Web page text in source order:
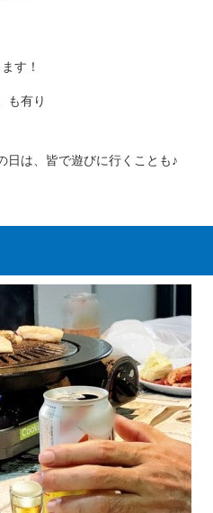
す！
も有り
日は、皆で遊びに行くことも♪